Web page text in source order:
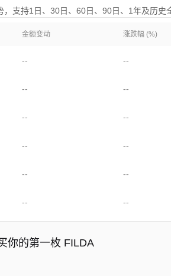
，支持1日、30日、60日、90日、1年及历史
金额变动 涨跌幅 (%)
-- --
-- --
-- --
-- --
-- --
-- --
你的第一枚 FILDA